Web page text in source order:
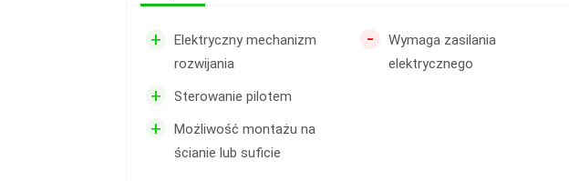
+
Elektryczny mechanizm
rozwijania
+ Sterowanie pilotem
+
Możliwość montażu na
ścianie lub suficie
-
Wymaga zasilania
elektrycznego